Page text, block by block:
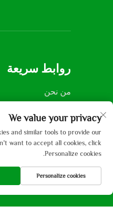
روابط سريعة
من نحن
تطبيق
أخبار وأحداث
اتصل بنا
We value your privacy
and similar tools to provide our
want to accept all cookies, click
Personalize cookies.
Personalize cookies